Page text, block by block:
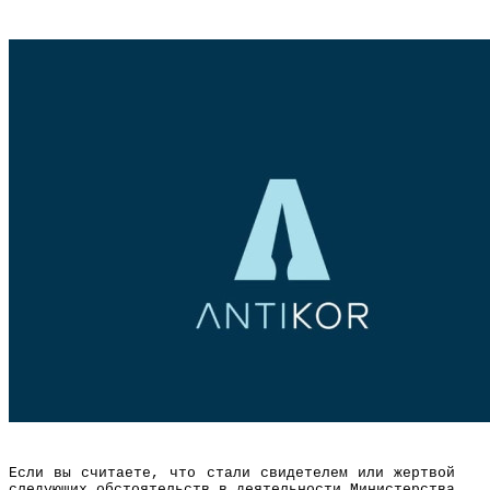
Если вы считаете, что стали свидетелем или жертвой